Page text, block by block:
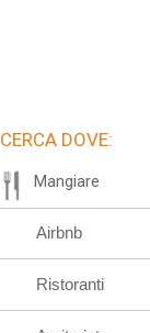
CERCA DOVE:
Mangiare
Airbnb
Ristoranti